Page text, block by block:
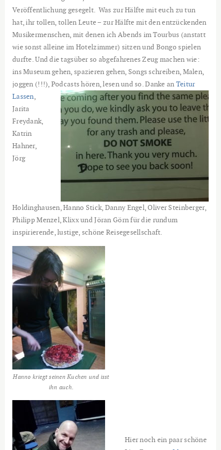
Veröffentlichung gesegelt. Was zur Hälfte mit euch zu tun
hat, ihr tollen, tollen Leute – zur Hälfte mit den entzückenden
Musikermenschen, mit denen ich Abends im Tourbus (anstatt
wie sonst alleine im Hotelzimmer) sitzen und Bongo spielen
durfte. Und die tagsüber so abgefahrenes Zeug machen wie:
ins Museum gehen, spazieren gehen, Songs schreiben, Malen,
joggen (!!!), Podcasts hören, lesen und so.Danke an Teitur
Lassen,
Jarita
Freydank,
Katrin
Hahner,
Jörg
Holdinghausen, Hanno Stick, Danny Engel, Oliver Steinberger,
Philipp Menzel, Klixx und Jöran Görn für die rundum
inspirierende, lustige, schöne Reisegesellschaft.
Hanno kriegt seinen Kuchen und isst
ihn auch.
Hier noch ein paar schöne